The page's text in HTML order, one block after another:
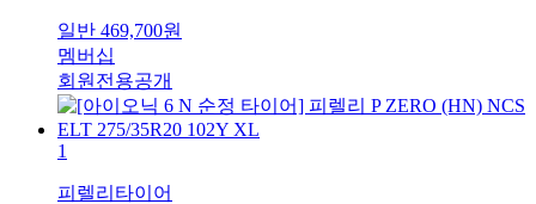
일반 469,700원
멤버십
회원전용공개
1
피렐리타이어